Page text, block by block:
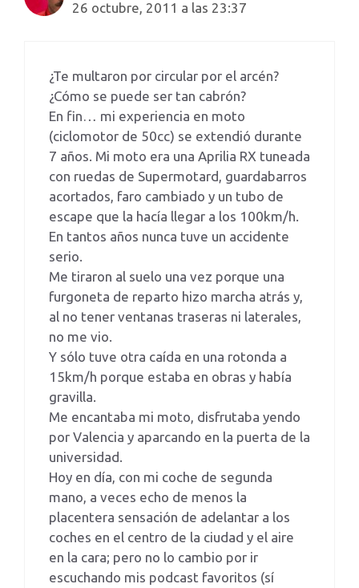
26 octubre, 2011 a las 23:37
¿Te multaron por circular por el arcén?
¿Cómo se puede ser tan cabrón?
En fin… mi experiencia en moto
(ciclomotor de 50cc) se extendió durante
7 años. Mi moto era una Aprilia RX tuneada
con ruedas de Supermotard, guardabarros
acortados, faro cambiado y un tubo de
escape que la hacía llegar a los 100km/h.
En tantos años nunca tuve un accidente
serio.
Me tiraron al suelo una vez porque una
furgoneta de reparto hizo marcha atrás y,
al no tener ventanas traseras ni laterales,
no me vio.
Y sólo tuve otra caída en una rotonda a
15km/h porque estaba en obras y había
gravilla.
Me encantaba mi moto, disfrutaba yendo
por Valencia y aparcando en la puerta de la
universidad.
Hoy en día, con mi coche de segunda
mano, a veces echo de menos la
placentera sensación de adelantar a los
coches en el centro de la ciudad y el aire
en la cara; pero no lo cambio por ir
escuchando mis podcast favoritos (sí